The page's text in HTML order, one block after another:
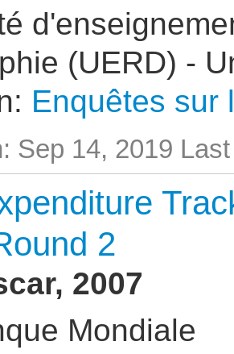
(UERD) -
Enquêtes sur
Sep 14, 2019
2
2007
Mondiale